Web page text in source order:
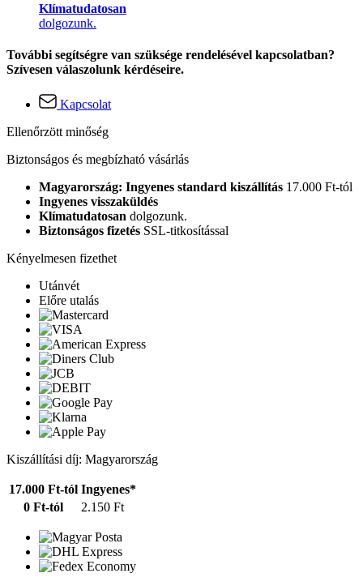
Klímatudatosan
dolgozunk.
További segítségre van szüksége rendelésével kapcsolatban?
Szívesen válaszolunk kérdéseire.
Kapcsolat
Ellenőrzött minőség
Biztonságos és megbízható vásárlás
Magyarország: Ingyenes standard kiszállítás 17.000 Ft-tól
Ingyenes visszaküldés
Klímatudatosan dolgozunk.
Biztonságos fizetés SSL-titkosítással
Kényelmesen fizethet
Utánvét
Előre utalás
Kiszállítási díj: Magyarország
17.000 Ft-tól Ingyenes*
0 Ft-tól
2.150 Ft